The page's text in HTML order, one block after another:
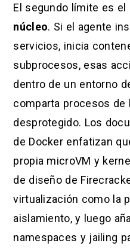
El segundo límite es el
núcleo. Si el agente
servicios, inicia
subprocesos, esas
dentro de un entorno
comparta procesos
desprotegido. Los
de Docker enfatizan
propia microVM y
de diseño de
virtualización como la
aislamiento, y luego
namespaces y jailing